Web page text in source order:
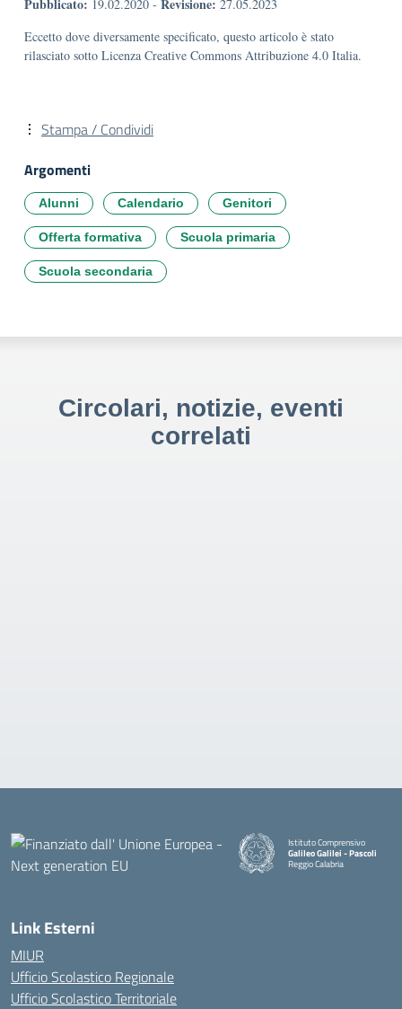
Pubblicato: 19.02.2020 - Revisione: 27.05.2023
Eccetto dove diversamente specificato, questo articolo è stato
rilasciato sotto Licenza Creative Commons Attribuzione 4.0 Italia.
Stampa / Condividi
Argomenti
Alunni Calendario Genitori
Offerta formativa Scuola primaria
Scuola secondaria
Circolari, notizie, eventi
correlati
Istituto Comprensivo
Galileo Galilei - Pascoli
Reggio Calabria
Link Esterni
MIUR
Ufficio Scolastico Regionale
Ufficio Scolastico Territoriale